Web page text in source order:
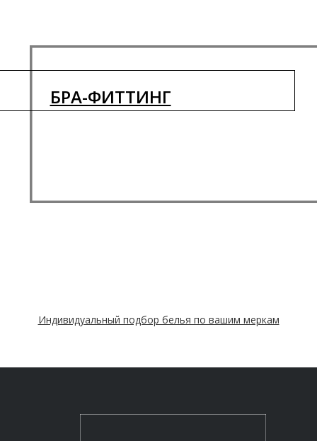
БРА-ФИТТИНГ
Индивидуальный подбор белья по вашим меркам